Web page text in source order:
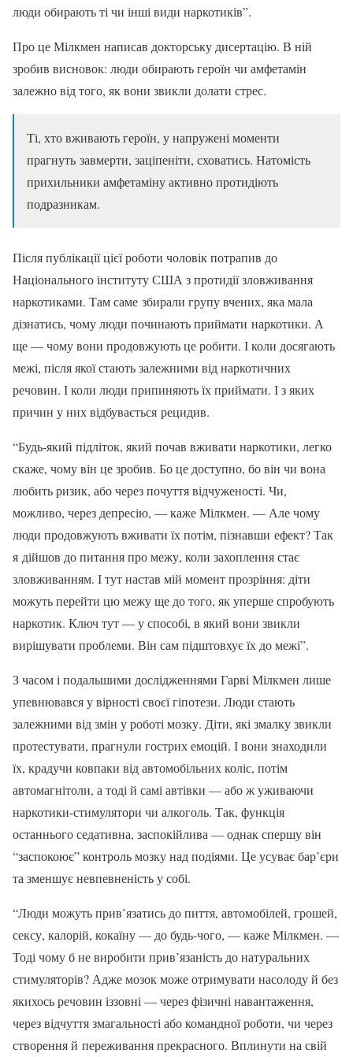
люди обирають ті чи інші види наркотиків”.
Про це Мілкмен написав докторську дисертацію. В ній
зробив висновок: люди обирають героїн чи амфетамін
залежно від того, як вони звикли долати стрес.
Ті, хто вживають героїн, у напружені моменти
прагнуть завмерти, заціпеніти, сховатись. Натомість
прихильники амфетаміну активно протидіють
подразникам.
Після публікації цієї роботи чоловік потрапив до
Національного інституту США з протидії зловживання
наркотиками. Там саме збирали групу вчених, яка мала
дізнатись, чому люди починають приймати наркотики. А
ще — чому вони продовжують це робити. І коли досягають
межі, після якої стають залежними від наркотичних
речовин. І коли люди припиняють їх приймати. І з яких
причин у них відбувається рецидив.
“Будь-який підліток, який почав вживати наркотики, легко
скаже, чому він це зробив. Бо це доступно, бо він чи вона
любить ризик, або через почуття відчуженості. Чи,
можливо, через депресію, — каже Мілкмен. — Але чому
люди продовжують вживати їх потім, пізнавши ефект? Так
я дійшов до питання про межу, коли захоплення стає
зловживанням. І тут настав мій момент прозріння: діти
можуть перейти цю межу ще до того, як уперше спробують
наркотик. Ключ тут — у способі, в який вони звикли
вирішувати проблеми. Він сам підштовхує їх до межі”.
З часом і подальшими дослідженнями Гарві Мілкмен лише
упевнювався у вірності своєї гіпотези. Люди стають
залежними від змін у роботі мозку. Діти, які змалку звикли
протестувати, прагнули гострих емоцій. І вони знаходили
їх, крадучи ковпаки від автомобільних коліс, потім
автомагнітоли, а тоді й самі автівки — або ж уживаючи
наркотики-стимулятори чи алкоголь. Так, функція
останнього седативна, заспокійлива — однак спершу він
“заспокоює” контроль мозку над подіями. Це усуває бар’єри
та зменшує невпевненість у собі.
“Люди можуть прив’язатись до пиття, автомобілей, грошей,
сексу, калорій, кокаїну — до будь-чого, — каже Мілкмен. —
Тоді чому б не виробити прив’язаність до натуральних
стимуляторів? Адже мозок може отримувати насолоду й без
якихось речовин іззовні — через фізичні навантаження,
через відчуття змагальності або командної роботи, чи через
створення й переживання прекрасного. Вплинути на свій